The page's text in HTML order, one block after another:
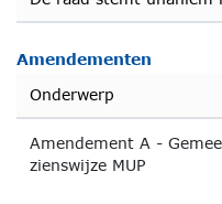
Amendementen
Onderwerp
Amendement A -
zienswijze MUP